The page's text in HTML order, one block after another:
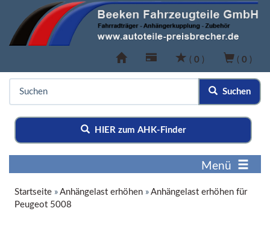
( 0 ) ( 0 )
Suchen
HIER zum AHK-Finder
Menü
Startseite » Anhängelast erhöhen » Anhängelast erhöhen für
Peugeot 5008